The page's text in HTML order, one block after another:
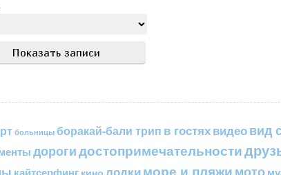
больницы боракай-бали трип в гостяхвидеовид
дорогидостопримечательности
кайтсерфинг кино лодкиморе и пляжимото